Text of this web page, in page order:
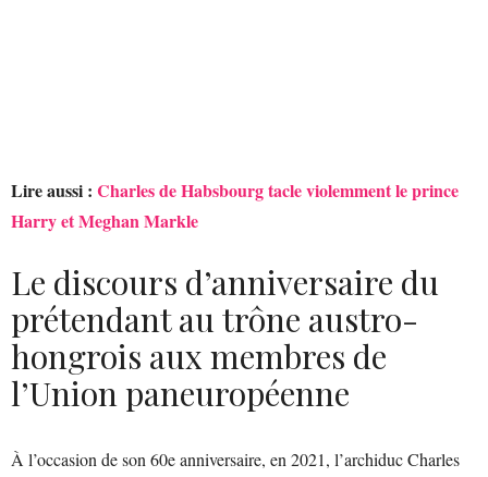
Lire aussi : Charles de Habsbourg tacle violemment le prince
Harry et Meghan Markle
Le discours d’anniversaire du
prétendant au trône austro-
hongrois aux membres de
l’Union paneuropéenne
À l’occasion de son 60e anniversaire, en 2021, l’archiduc Charles